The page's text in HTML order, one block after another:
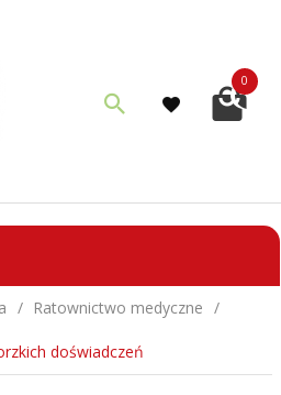
0
Ratownictwo medyczne
doświadczeń